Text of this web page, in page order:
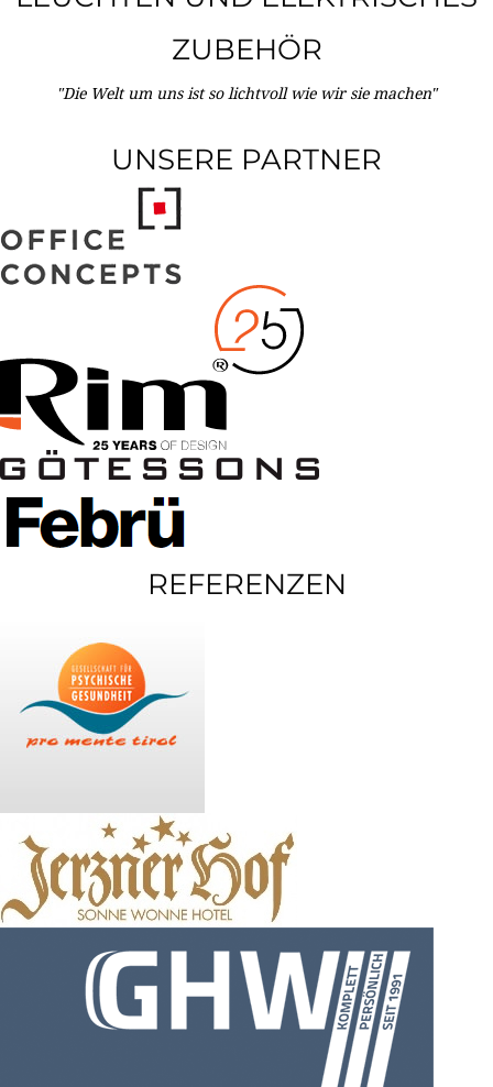
ZUBEHÖR
"Die Welt um uns ist so lichtvoll wie wir sie machen"
UNSERE PARTNER
REFERENZEN